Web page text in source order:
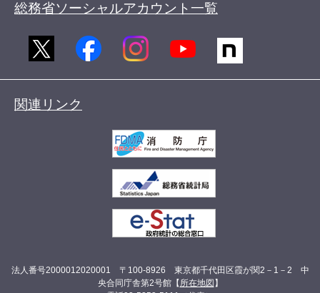
総務省ソーシャルアカウント一覧
関連リンク
法人番号2000012020001 〒100-8926 東京都千代田区霞が関2－1－2 中
央合同庁舎第2号館【 所在地図 】